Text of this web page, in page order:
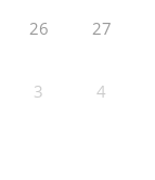
26 27
3 4